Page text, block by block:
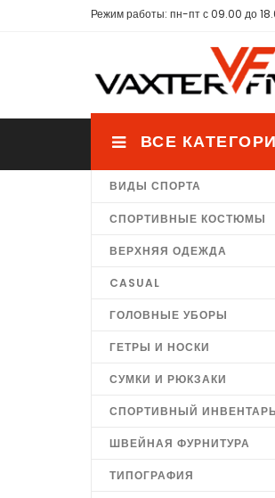
Режим работы: пн-пт с 09.00 до
ВСЕ
ВИДЫ СПОРТА
СПОРТИВНЫЕ КОСТЮМЫ
ВЕРХНЯЯ ОДЕЖДА
CASUAL
ГОЛОВНЫЕ УБОРЫ
ГЕТРЫ И НОСКИ
СУМКИ И РЮКЗАКИ
СПОРТИВНЫЙ ИНВЕНТАРЬ
ШВЕЙНАЯ ФУРНИТУРА
ТИПОГРАФИЯ